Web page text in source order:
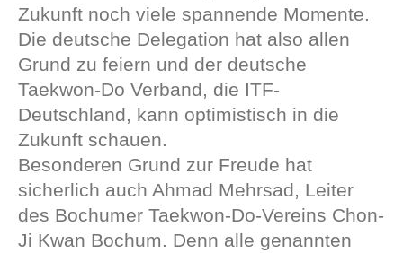
Zukunft noch viele spannende Momente.
Die deutsche Delegation hat also allen
Grund zu feiern und der deutsche
Taekwon-Do Verband, die ITF-
Deutschland, kann optimistisch in die
Zukunft schauen.
Besonderen Grund zur Freude hat
sicherlich auch Ahmad Mehrsad, Leiter
des Bochumer Taekwon-Do-Vereins Chon-
Ji Kwan Bochum. Denn alle genannten